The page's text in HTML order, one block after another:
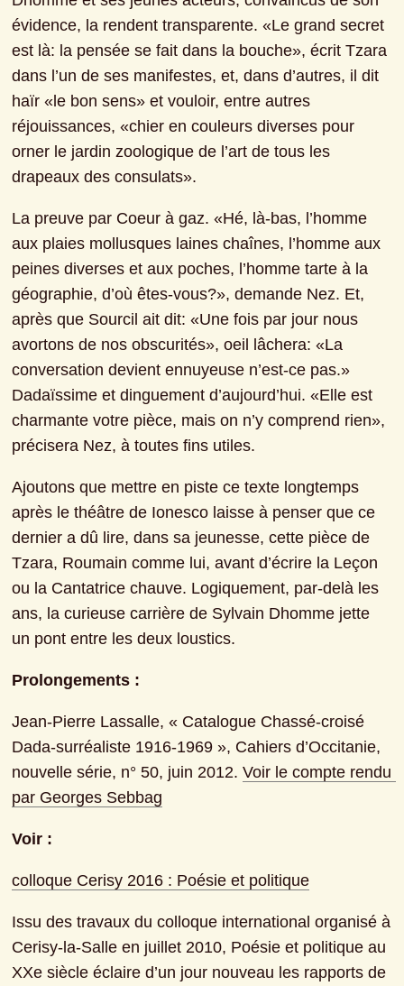
évidence, la rendent transparente. «Le grand secret
est là: la pensée se fait dans la bouche», écrit Tzara
dans l’un de ses manifestes, et, dans d’autres, il dit
haïr «le bon sens» et vouloir, entre autres
réjouissances, «chier en couleurs diverses pour
orner le jardin zoologique de l’art de tous les
drapeaux des consulats».
La preuve par Coeur à gaz. «Hé, là-bas, l’homme
aux plaies mollusques laines chaînes, l’homme aux
peines diverses et aux poches, l’homme tarte à la
géographie, d’où êtes-vous?», demande Nez. Et,
après que Sourcil ait dit: «Une fois par jour nous
avortons de nos obscurités», oeil lâchera: «La
conversation devient ennuyeuse n’est-ce pas.»
Dadaïssime et dinguement d’aujourd’hui. «Elle est
charmante votre pièce, mais on n’y comprend rien»,
précisera Nez, à toutes fins utiles.
Ajoutons que mettre en piste ce texte longtemps
après le théâtre de Ionesco laisse à penser que ce
dernier a dû lire, dans sa jeunesse, cette pièce de
Tzara, Roumain comme lui, avant d’écrire la Leçon
ou la Cantatrice chauve. Logiquement, par-delà les
ans, la curieuse carrière de Sylvain Dhomme jette
un pont entre les deux loustics.
Prolongements :
Jean-Pierre Lassalle, « Catalogue Chassé-croisé
Dada-surréaliste 1916-1969 », Cahiers d’Occitanie,
nouvelle série, n° 50, juin 2012. Voir le compte rendu
par Georges Sebbag
Voir :
colloque Cerisy 2016 : Poésie et politique
Issu des travaux du colloque international organisé à
Cerisy-la-Salle en juillet 2010, Poésie et politique au
XXe siècle éclaire d’un jour nouveau les rapports de